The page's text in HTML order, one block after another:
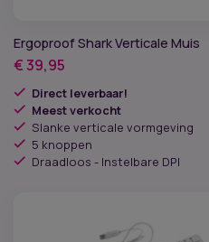
Ergoproof Shark Verticale Muis
€39,95
Direct leverbaar!
Meest verkocht
Slanke verticale vormgeving
5 knoppen
Draadloos - Instelbare DPI